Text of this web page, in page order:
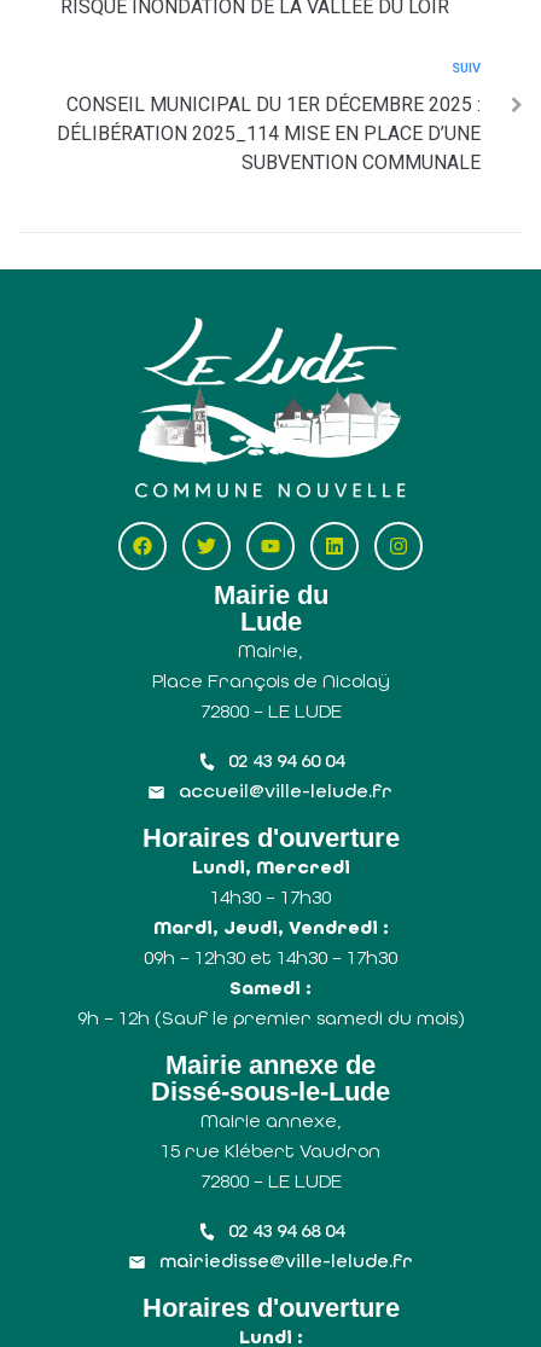
RISQUE INONDATION DE LA VALLÉE DU LOIR
SUIV
CONSEIL MUNICIPAL DU 1ER DÉCEMBRE 2025 :
DÉLIBÉRATION 2025_114 MISE EN PLACE D’UNE
SUBVENTION COMMUNALE
Mairie du
Lude
Mairie,
Place François de Nicolaÿ
72800 – LE LUDE
02 43 94 60 04
accueil@ville-lelude.fr
Horaires d'ouverture
Lundi, Mercredi
14h30 – 17h30
Mardi, Jeudi, Vendredi :
09h – 12h30 et 14h30 – 17h30
Samedi :
9h – 12h (Sauf le premier samedi du mois)
Mairie annexe de
Dissé-sous-le-Lude
Mairie annexe,
15 rue Klébert Vaudron
72800 – LE LUDE
02 43 94 68 04
mairiedisse@ville-lelude.fr
Horaires d'ouverture
Lundi :